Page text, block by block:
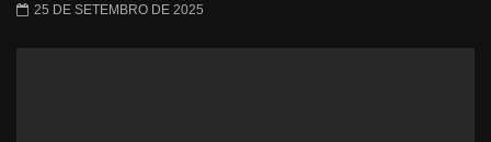
25 DE SETEMBRO DE 2025